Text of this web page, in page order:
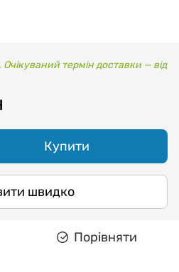
термін доставки — від
Купити
швидко
Порівняти